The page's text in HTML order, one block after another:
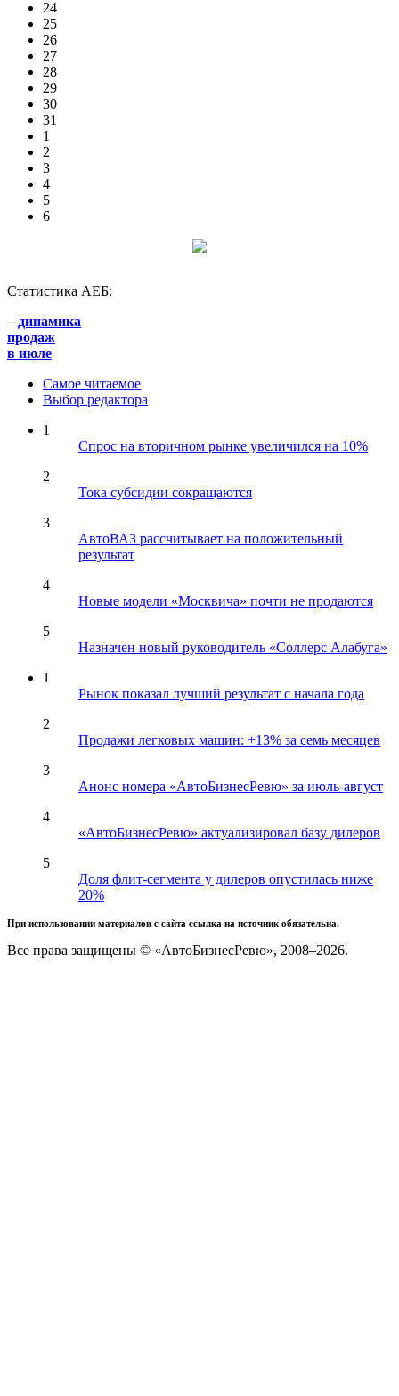
24
25
26
27
28
29
30
31
1
2
3
4
5
6
Статистика АЕБ:
– динамика
продаж
в июле
Самое читаемое
Выбор редактора
1
Спрос на вторичном рынке увеличился на 10%
2
Тока субсидии сокращаются
3
АвтоВАЗ рассчитывает на положительный
результат
4
Новые модели «Москвича» почти не продаются
5
Назначен новый руководитель «Соллерс Алабуга»
1
Рынок показал лучший результат с начала года
2
Продажи легковых машин: +13% за семь месяцев
3
Анонс номера «АвтоБизнесРевю» за июль-август
4
«АвтоБизнесРевю» актуализировал базу дилеров
5
Доля флит-сегмента у дилеров опустилась ниже
20%
При использовании материалов с сайта ссылка на источник обязательна.
Все права защищены © «АвтоБизнесРевю», 2008–2026.